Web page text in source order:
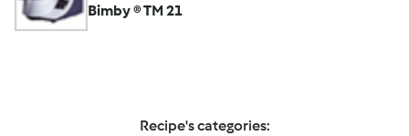
Bimby ® TM 21
Recipe's categories: